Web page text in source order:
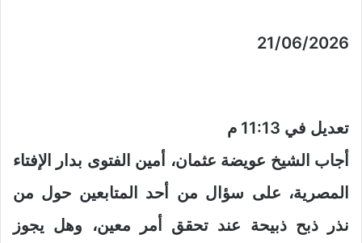
21/06/2026
تعديل في 11:13 م
أجاب الشيخ عويضة عثمان، أمين الفتوى بدار الإفتاء
المصرية، على سؤال من أحد المتابعين حول من
نذر ذبح ذبيحة عند تحقق أمر معين، وهل يجوز